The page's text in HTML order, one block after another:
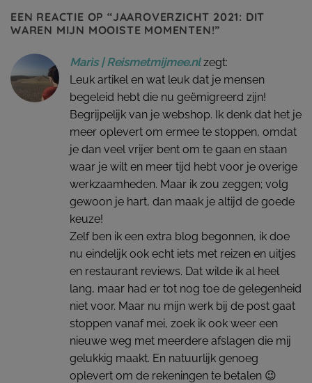
EEN REACTIE OP “JAAROVERZICHT 2021: DIT
WAREN MIJN MOOISTE MOMENTEN!”
Marìs | Reismetmijmee.nl zegt:
Leuk artikel en wat leuk dat je mensen
begeleid hebt die nu geëmigreerd zijn!
Begrijpelijk van je webshop. Ik denk dat het je
meer oplevert om ermee te stoppen, omdat
je dan veel vrijer bent om te gaan en staan
waar je wilt en meer tijd hebt voor je overige
werkzaamheden. Maar ik zou zeggen; volg
gewoon je hart, dan maak je altijd de goede
keuze!
Zelf ben ik een extra blog begonnen, ik doe
nu eindelijk ook echt iets met reizen en uitjes
en restaurant reviews. Dat wilde ik al heel
lang, maar had er tot nog toe de gelegenheid
niet voor. Maar nu mijn werk bij de post gaat
stoppen vanaf mei, zoek ik ook weer een
nieuwe weg met meerdere afslagen die mij
gelukkig maakt. En natuurlijk genoeg
oplevert om de rekeningen te betalen 😉